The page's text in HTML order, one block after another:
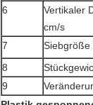
6
Vertikaler
cm/s
7 Siebgröße
8
9